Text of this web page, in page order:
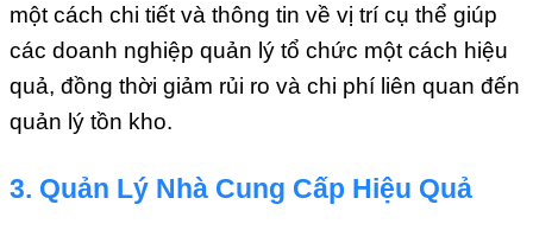
một cách chi tiết và thông tin về vị trí cụ thể giúp
các doanh nghiệp quản lý tổ chức một cách hiệu
quả, đồng thời giảm rủi ro và chi phí liên quan đến
quản lý tồn kho.
3. Quản Lý Nhà Cung Cấp Hiệu Quả